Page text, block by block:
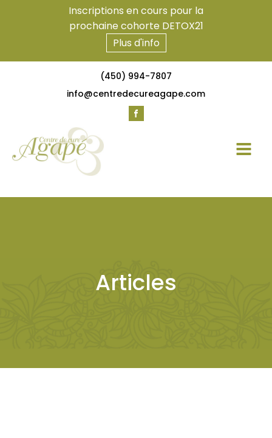
Inscriptions en cours pour la
prochaine cohorte DETOX21
Plus d'info
(450) 994-7807
info@centredecureagape.com
Articles